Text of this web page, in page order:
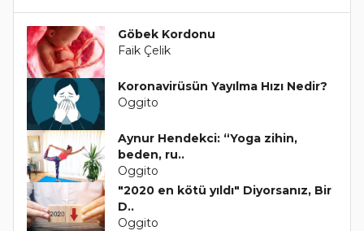
Göbek Kordonu
Faik Çelik
Koronavirüsün Yayılma Hızı Nedir?
Oggito
Aynur Hendekci: “Yoga zihin,
beden, ru..
Oggito
"2020 en kötü yıldı" Diyorsanız, Bir
D..
Oggito